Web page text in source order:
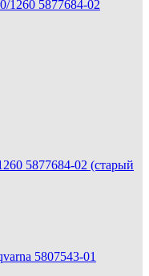
5877684-02 (старый